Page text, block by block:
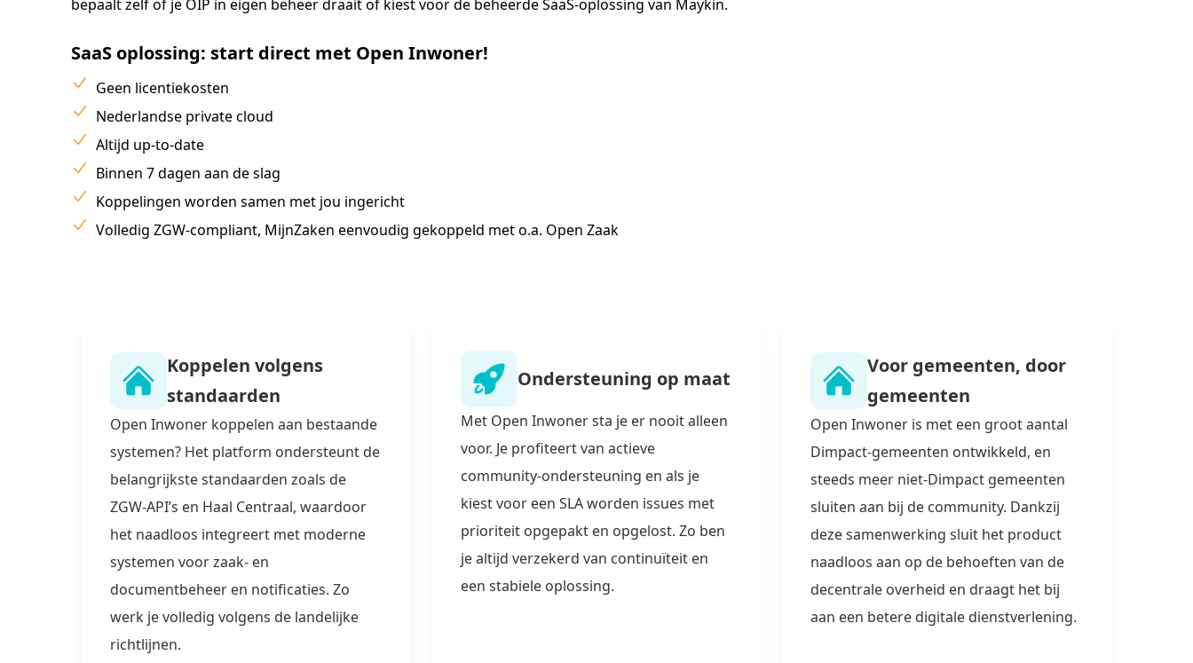
bepaalt zelf of je OIP in eigen beheer draait of kiest voor de beheerde SaaS-oplossing van Maykin.
SaaS oplossing: start direct met Open Inwoner!
Geen licentiekosten
Nederlandse private cloud
Altijd up-to-date
Binnen 7 dagen aan de slag
Koppelingen worden samen met jou ingericht
Volledig ZGW-compliant, MijnZaken eenvoudig gekoppeld met o.a. Open Zaak
Koppelen volgens
standaarden
Open Inwoner koppelen aan bestaande
systemen? Het platform ondersteunt de
belangrijkste standaarden zoals de
ZGW-API’s en Haal Centraal, waardoor
het naadloos integreert met moderne
systemen voor zaak- en
documentbeheer en notificaties. Zo
werk je volledig volgens de landelijke
richtlijnen.
Ondersteuning op maat
Met Open Inwoner sta je er nooit alleen
voor. Je profiteert van actieve
community-ondersteuning en als je
kiest voor een SLA worden issues met
prioriteit opgepakt en opgelost. Zo ben
je altijd verzekerd van continuïteit en
een stabiele oplossing.
Voor gemeenten, door
gemeenten
Open Inwoner is met een groot aantal
Dimpact-gemeenten ontwikkeld, en
steeds meer niet-Dimpact gemeenten
sluiten aan bij de community. Dankzij
deze samenwerking sluit het product
naadloos aan op de behoeften van de
decentrale overheid en draagt het bij
aan een betere digitale dienstverlening.